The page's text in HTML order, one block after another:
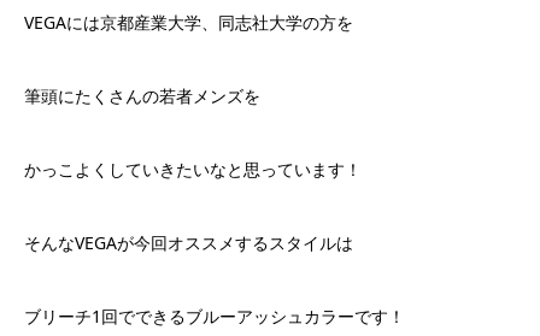
VEGAには京都産業大学、同志社大学の方を
筆頭にたくさんの若者メンズを
かっこよくしていきたいなと思っています！
そんなVEGAが今回オススメするスタイルは
ブリーチ1回でできるブルーアッシュカラーです！